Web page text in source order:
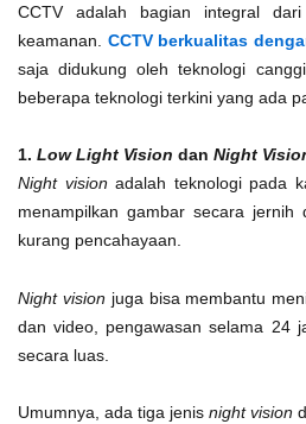
CCTV adalah bagian integral
keamanan. CCTV berkualitas
saja didukung oleh teknologi
beberapa teknologi terkini yang ada
1. Low Light Vision dan Night
Night vision adalah teknologi pada
menampilkan gambar secara
kurang pencahayaan.
Night vision juga bisa membantu
dan video, pengawasan selama 24
secara luas.
Umumnya, ada tiga jenis night vision